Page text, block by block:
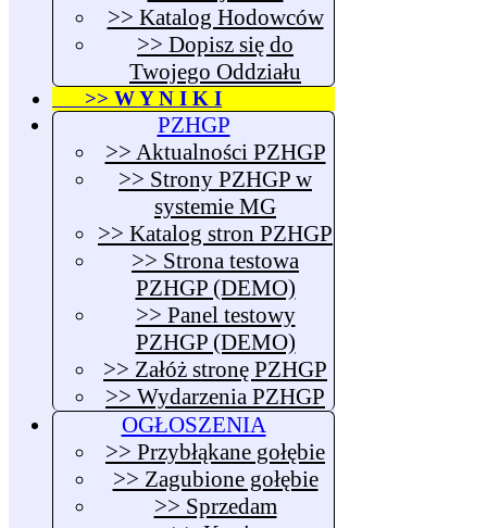
>> Katalog Hodowców
>> Dopisz się do
Twojego Oddziału
>> W Y N I K I
PZHGP
>> Aktualności PZHGP
>> Strony PZHGP w
systemie MG
>> Katalog stron PZHGP
>> Strona testowa
PZHGP (DEMO)
>> Panel testowy
PZHGP (DEMO)
>> Załóż stronę PZHGP
>> Wydarzenia PZHGP
OGŁOSZENIA
>> Przybłąkane gołębie
>> Zagubione gołębie
>> Sprzedam